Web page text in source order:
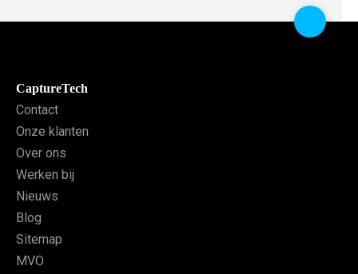
CaptureTech
Contact
Onze klanten
Over ons
Werken bij
Nieuws
Blog
Sitemap
MVO